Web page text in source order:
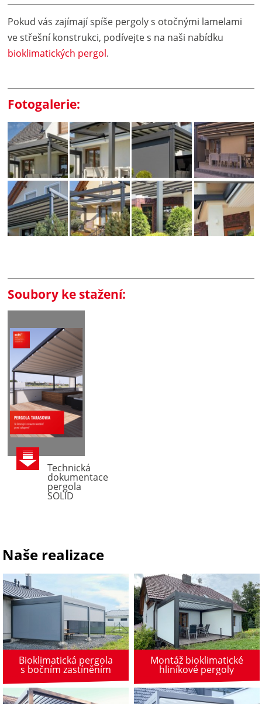
Pokud vás zajímají spíše pergoly s otočnými lamelami
ve střešní konstrukci, podívejte s na naši nabídku
bioklimatických pergol.
Fotogalerie:
Soubory ke stažení:
Technická
dokumentace
pergola
SOLID
Naše realizace
Bioklimatická pergola
s bočním zastíněním
Montáž bioklimatické
hliníkové pergoly